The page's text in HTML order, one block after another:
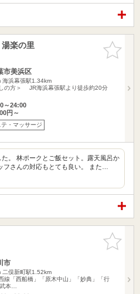
お気に入
りに追加
楽の里
市美浜区
海浜幕張駅1.34km
しの方＞ JR海浜幕張駅より徒歩約20分
～24:00
円～
テ・マッサージ
。 林ポークとご飯セット。露天風呂か
フさんの対応もとても良い。 また…
お気に入
りに追加
市
二俣新町駅1.52km
線「西船橋」「原木中山」「妙典」「行
本…